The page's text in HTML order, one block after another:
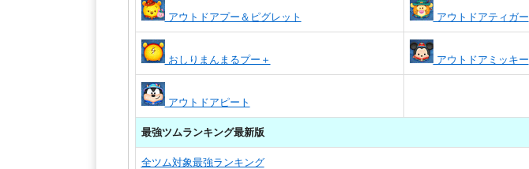
アウトドアプー＆ピグレット アウトドアティガー
おしりまんまるプー＋ アウトドアミッキー
アウトドアピート
最強ツムランキング最新版
全ツム対象最強ランキング